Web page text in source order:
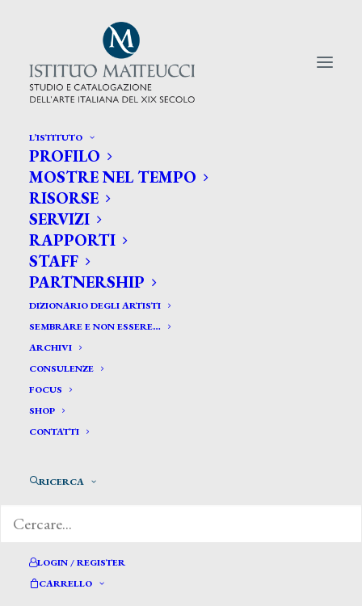
L’ISTITUTO
PROFILO
MOSTRE NEL TEMPO
RISORSE
SERVIZI
RAPPORTI
STAFF
PARTNERSHIP
DIZIONARIO DEGLI ARTISTI
SEMBRARE E NON ESSERE…
ARCHIVI
CONSULENZE
FOCUS
SHOP
CONTATTI
RICERCA
LOGIN / REGISTER
CARRELLO
CERCA TRA GLI ARTISTI:
Search
for:
Marini F.